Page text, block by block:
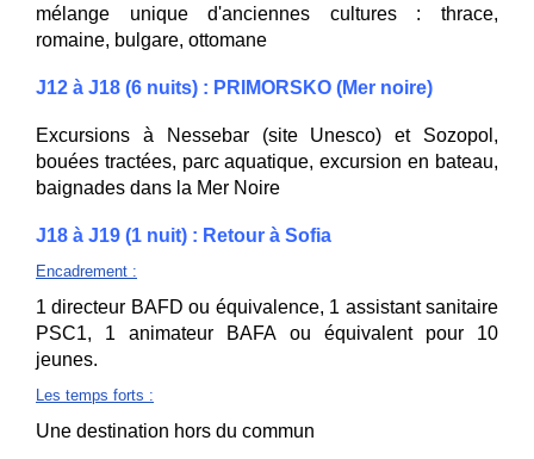
mélange unique d'anciennes cultures : thrace,
romaine, bulgare, ottomane
J12 à J18 (6 nuits) : PRIMORSKO (Mer noire)
Excursions à Nessebar (site Unesco) et Sozopol,
bouées tractées, parc aquatique, excursion en bateau,
baignades dans la Mer Noire
J18 à J19 (1 nuit) : Retour à Sofia
Encadrement :
1 directeur BAFD ou équivalence, 1 assistant sanitaire
PSC1, 1 animateur BAFA ou équivalent pour 10
jeunes.
Les temps forts :
Une destination hors du commun